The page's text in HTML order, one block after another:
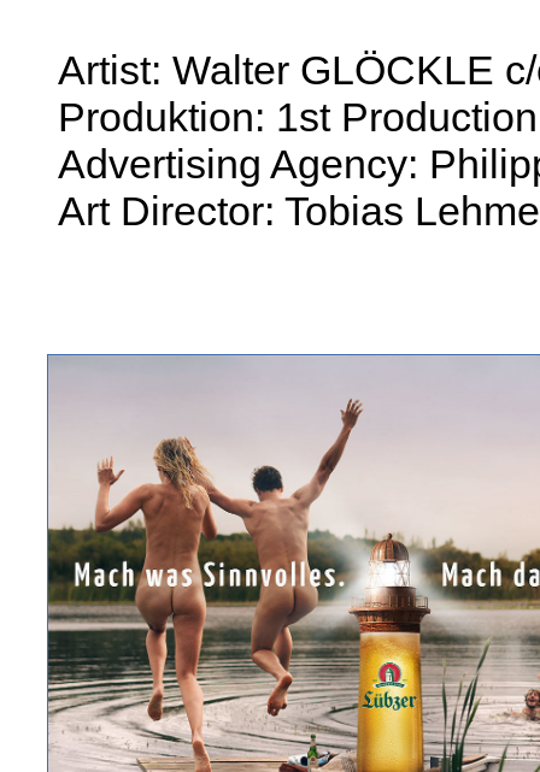
Artist: Walter GLÖCKLE
Produktion: 1st Production
Advertising Agency:
Art Director: Tobias